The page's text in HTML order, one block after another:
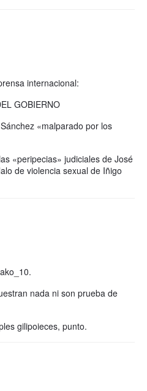
internacional:
GOBIERNO
«malparado por los
«peripecias» judiciales de José
de violencia sexual de Iñigo
nada ni son prueba de
gilipoieces, punto.